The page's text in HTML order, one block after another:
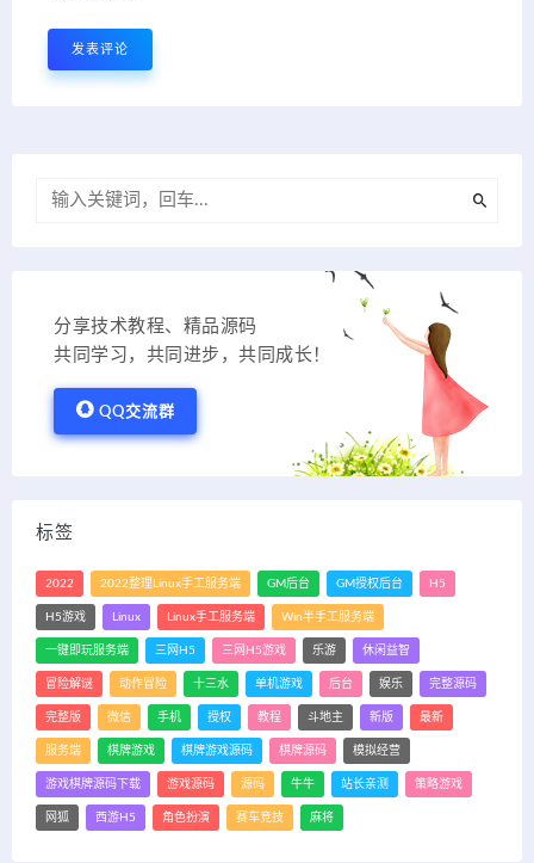
分享技术教程、精品源码
共同学习，共同进步，共同成长！
QQ交流群
标签
2022 2022整理Linux手工服务端 GM后台 GM授权后台 H5
H5游戏 Linux Linux手工服务端 Win半手工服务端
一键即玩服务端 三网H5 三网H5游戏 乐游 休闲益智
冒险解谜 动作冒险 十三水 单机游戏 后台 娱乐 完整源码
完整版 微信 手机 授权 教程 斗地主 新版 最新
服务端 棋牌游戏 棋牌游戏源码 棋牌源码 模拟经营
游戏棋牌源码下载 游戏源码 源码 牛牛 站长亲测 策略游戏
网狐 西游H5 角色扮演 赛车竞技 麻将